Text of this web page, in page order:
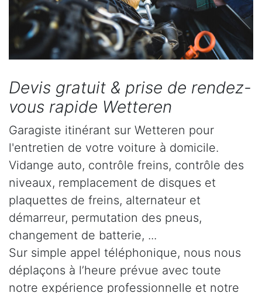
Devis gratuit & prise de rendez-
vous rapide Wetteren
Garagiste itinérant sur Wetteren pour
l'entretien de votre voiture à domicile.
Vidange auto, contrôle freins, contrôle des
niveaux, remplacement de disques et
plaquettes de freins, alternateur et
démarreur, permutation des pneus,
changement de batterie, ...
Sur simple appel téléphonique, nous nous
déplaçons à l’heure prévue avec toute
notre expérience professionnelle et notre